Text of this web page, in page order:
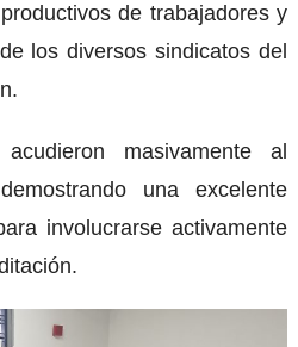
de trabajadores y
los diversos sindicatos del
masivamente al
una excelente
involucrarse activamente